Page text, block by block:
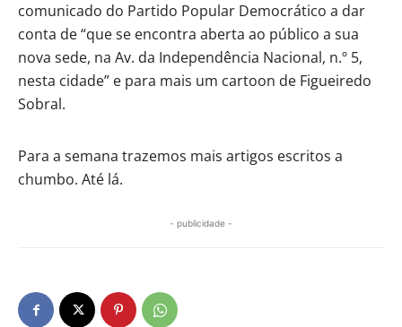
comunicado do Partido Popular Democrático a dar
conta de “que se encontra aberta ao público a sua
nova sede, na Av. da Independência Nacional, n.º 5,
nesta cidade” e para mais um cartoon de Figueiredo
Sobral.
Para a semana trazemos mais artigos escritos a
chumbo. Até lá.
- publicidade -